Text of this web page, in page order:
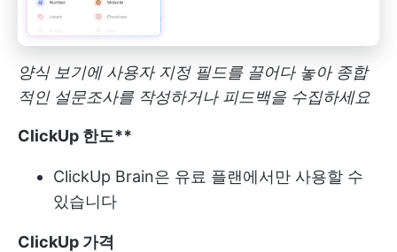
양식 보기에 사용자 지정 필드를 끌어다 놓아 종합
적인 설문조사를 작성하거나 피드백을 수집하세요
ClickUp 한도**
ClickUp Brain은 유료 플랜에서만 사용할 수
있습니다
ClickUp 가격